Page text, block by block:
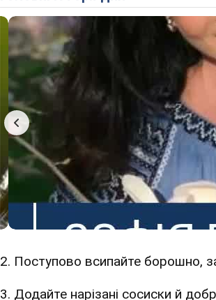
2. Поступово всипайте борошно,
3. Додайте нарізані сосиски й